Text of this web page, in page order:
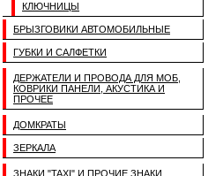
КЛЮЧНИЦЫ
БРЫЗГОВИКИ АВТОМОБИЛЬНЫЕ
ГУБКИ И САЛФЕТКИ
ДЕРЖАТЕЛИ И ПРОВОДА ДЛЯ МОБ,
КОВРИКИ ПАНЕЛИ, АКУСТИКА И
ПРОЧЕЕ
ДОМКРАТЫ
ЗЕРКАЛА
ЗНАКИ "TAXI" И ПРОЧИЕ ЗНАКИ